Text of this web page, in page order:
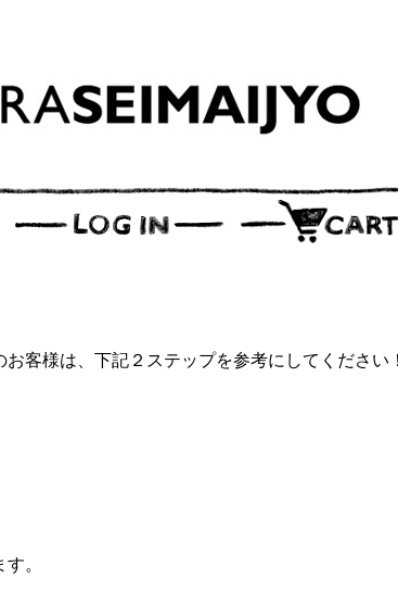
客様は、下記２ステップを参考にしてください！
。